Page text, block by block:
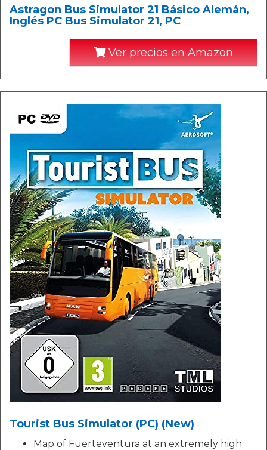
Astragon Bus Simulator 21 Básico Alemán,
Inglés PC Bus Simulator 21, PC
Ver precios en Amazon
Tourist Bus Simulator (PC) (New)
Map of Fuerteventura at an extremely high